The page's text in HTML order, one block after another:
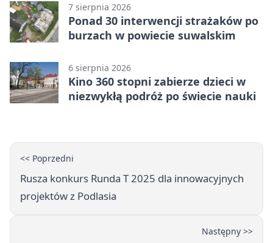
7 sierpnia 2026
Ponad 30 interwencji strażaków po
burzach w powiecie suwalskim
6 sierpnia 2026
Kino 360 stopni zabierze dzieci w
niezwykłą podróż po świecie nauki
<< Poprzedni
Rusza konkurs Runda T 2025 dla innowacyjnych
projektów z Podlasia
Następny >>